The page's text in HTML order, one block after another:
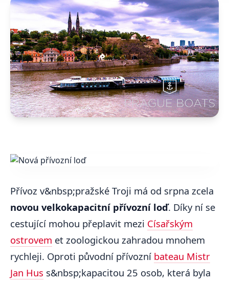
Přívoz v&nbsp;pražské Troji má od srpna zcela
novou velkokapacitní přívozní loď. Díky ní se
cestující mohou přeplavit mezi Císařským
ostrovem et zoologickou zahradou mnohem
rychleji. Oproti původní přívozní bateau Mistr
Jan Hus s&nbsp;kapacitou 25 osob, která byla